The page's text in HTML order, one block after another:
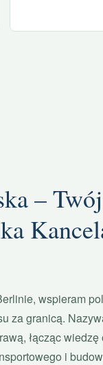
–
wspieram
za granicą.
łącząc
i